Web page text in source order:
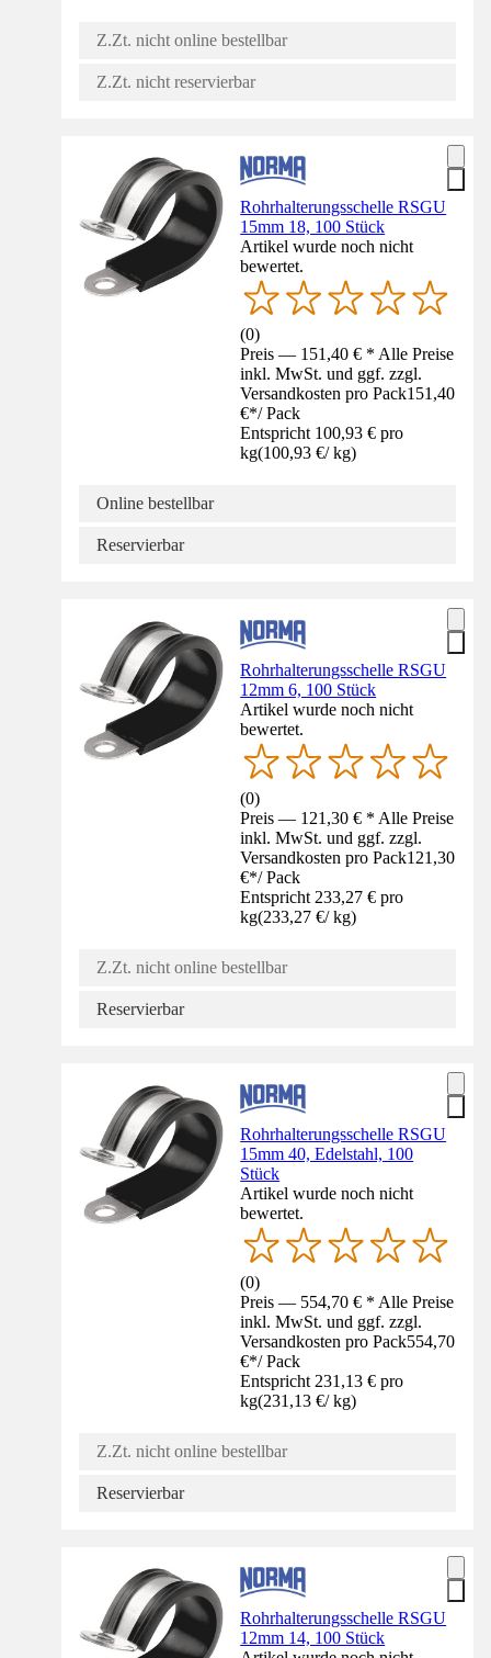
Z.Zt. nicht online bestellbar
Z.Zt. nicht reservierbar
Rohrhalterungsschelle RSGU
15mm 18, 100 Stück
Artikel wurde noch nicht
bewertet.
(0)
Preis — 151,40 € * Alle Preise
inkl. MwSt. und ggf. zzgl.
Versandkosten pro Pack151,40
€*/ Pack
Entspricht 100,93 € pro
kg(100,93 €/ kg)
Online bestellbar
Reservierbar
Rohrhalterungsschelle RSGU
12mm 6, 100 Stück
Artikel wurde noch nicht
bewertet.
(0)
Preis — 121,30 € * Alle Preise
inkl. MwSt. und ggf. zzgl.
Versandkosten pro Pack121,30
€*/ Pack
Entspricht 233,27 € pro
kg(233,27 €/ kg)
Z.Zt. nicht online bestellbar
Reservierbar
Rohrhalterungsschelle RSGU
15mm 40, Edelstahl, 100
Stück
Artikel wurde noch nicht
bewertet.
(0)
Preis — 554,70 € * Alle Preise
inkl. MwSt. und ggf. zzgl.
Versandkosten pro Pack554,70
€*/ Pack
Entspricht 231,13 € pro
kg(231,13 €/ kg)
Z.Zt. nicht online bestellbar
Reservierbar
Rohrhalterungsschelle RSGU
12mm 14, 100 Stück